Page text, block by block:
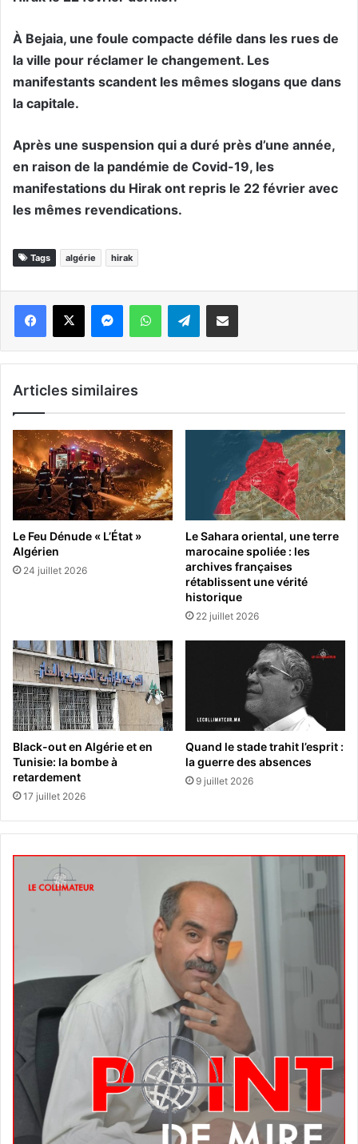
À Bejaia, une foule compacte défile dans les rues de
la ville pour réclamer le changement. Les
manifestants scandent les mêmes slogans que dans
la capitale.
Après une suspension qui a duré près d’une année,
en raison de la pandémie de Covid-19, les
manifestations du Hirak ont repris le 22 février avec
les mêmes revendications.
Tags algérie hirak
WhatsApp Telegram
Articles similaires
Le Feu Dénude « L’État »
Algérien
24 juillet 2026
Le Sahara oriental, une terre
marocaine spoliée : les
archives françaises
rétablissent une vérité
historique
22 juillet 2026
Black-out en Algérie et en
Tunisie: la bombe à
retardement
17 juillet 2026
Quand le stade trahit l’esprit :
la guerre des absences
9 juillet 2026